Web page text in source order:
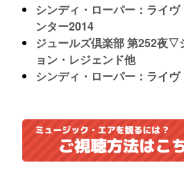
シンディ・ローパー：ライ
ンター2014
ジュールズ倶楽部 第252夜▽
ョン・レジェンド他
シンディ・ローパー：ライ